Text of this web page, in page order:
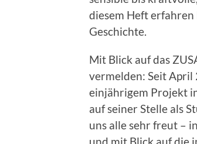
diesem Heft erfahren
Geschichte.
Mit Blick auf das
vermelden: Seit April
einjährigem Projekt
auf seiner Stelle als
uns alle sehr freut –